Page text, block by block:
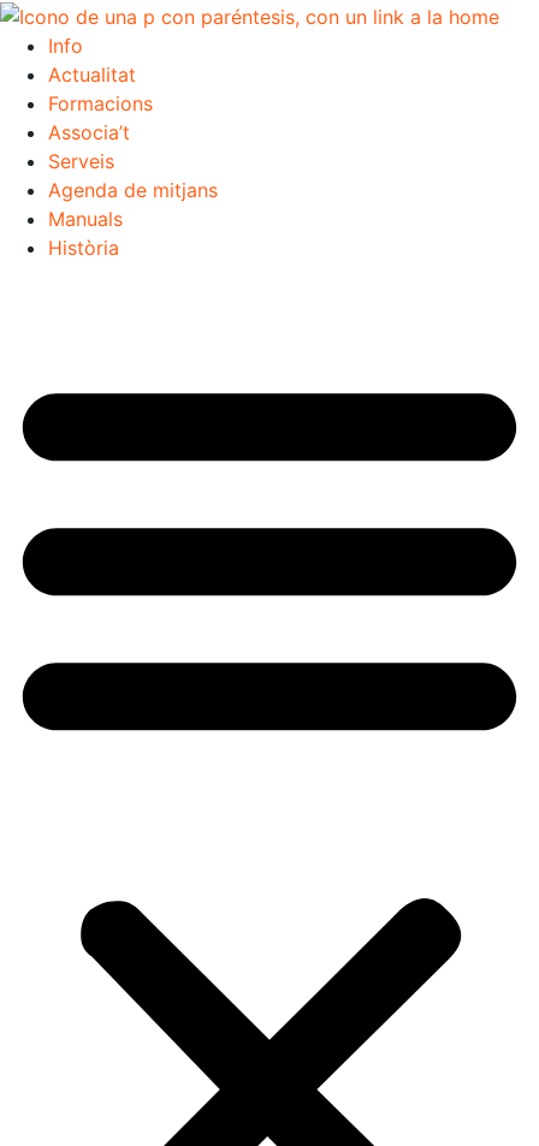
Info
Actualitat
Formacions
Associa’t
Serveis
Agenda de mitjans
Manuals
Història